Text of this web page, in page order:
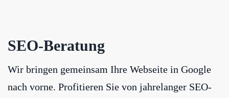
SEO-Beratung
Wir bringen gemeinsam Ihre Webseite in Google
nach vorne. Profitieren Sie von jahrelanger SEO-